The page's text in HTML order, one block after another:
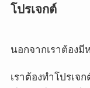
โปรเจกต์
นอกจากเราต้องมี
เราต้องทำโปรเจก